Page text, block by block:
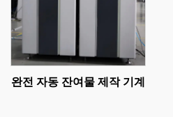
완전 자동 잔여물 제작 기계